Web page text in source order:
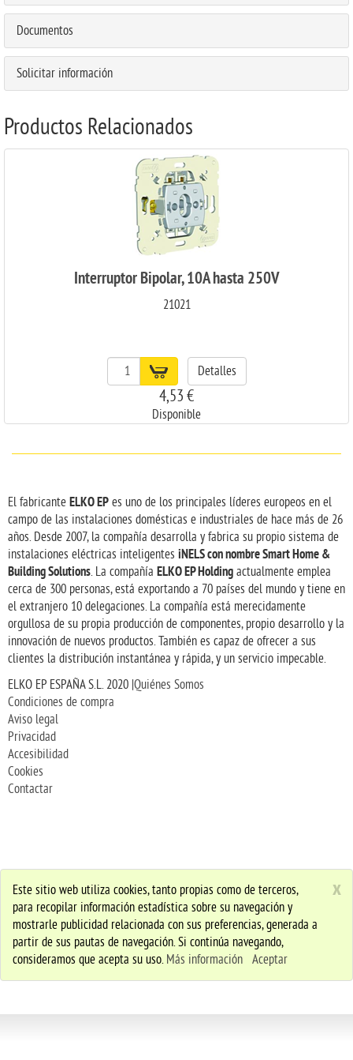
Documentos
Solicitar información
Productos Relacionados
Interruptor Bipolar, 10A hasta 250V
21021
Detalles
4,53 €
Disponible
El fabricante ELKO EP es uno de los principales líderes europeos en el
campo de las instalaciones domésticas e industriales de hace más de 26
años. Desde 2007, la compañía desarrolla y fabrica su propio sistema de
instalaciones eléctricas inteligentes iNELS con nombre Smart Home &
Building Solutions . La compañía ELKO EP Holding actualmente emplea
cerca de 300 personas, está exportando a 70 países del mundo y tiene en
el extranjero 10 delegaciones. La compañía está merecidamente
orgullosa de su propia producción de componentes, propio desarrollo y la
innovación de nuevos productos. También es capaz de ofrecer a sus
clientes la distribución instantánea y rápida, y un servicio impecable.
ELKO EP ESPAÑA S.L. 2020 | Quiénes Somos
Condiciones de compra
Aviso legal
Privacidad
Accesibilidad
Cookies
Contactar
x
Este sitio web utiliza cookies, tanto propias como de terceros,
para recopilar información estadística sobre su navegación y
mostrarle publicidad relacionada con sus preferencias, generada a
partir de sus pautas de navegación. Si continúa navegando,
consideramos que acepta su uso. Más información Aceptar